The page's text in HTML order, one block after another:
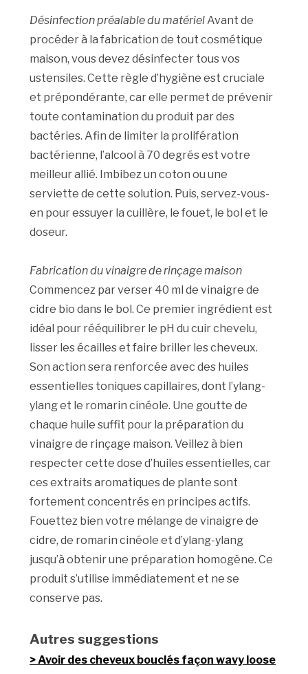
Désinfection préalable du matérielAvant de
procéder à la fabrication de tout cosmétique
maison, vous devez désinfecter tous vos
ustensiles. Cette règle d’hygiène est cruciale
et prépondérante, car elle permet de prévenir
toute contamination du produit par des
bactéries. Afin de limiter la prolifération
bactérienne, l’alcool à 70 degrés est votre
meilleur allié. Imbibez un coton ou une
serviette de cette solution. Puis, servez-vous-
en pour essuyer la cuillère, le fouet, le bol et le
doseur.
Fabrication du vinaigre de rinçage maison
Commencez par verser 40 ml de vinaigre de
cidre bio dans le bol. Ce premier ingrédient est
idéal pour rééquilibrer le pH du cuir chevelu,
lisser les écailles et faire briller les cheveux.
Son action sera renforcée avec des huiles
essentielles toniques capillaires, dont l’ylang-
ylang et le romarin cinéole. Une goutte de
chaque huile suffit pour la préparation du
vinaigre de rinçage maison. Veillez à bien
respecter cette dose d’huiles essentielles, car
ces extraits aromatiques de plante sont
fortement concentrés en principes actifs.
Fouettez bien votre mélange de vinaigre de
cidre, de romarin cinéole et d’ylang-ylang
jusqu’à obtenir une préparation homogène. Ce
produit s’utilise immédiatement et ne se
conserve pas.
Autres suggestions
Avoir des cheveux bouclés façon wavy loose